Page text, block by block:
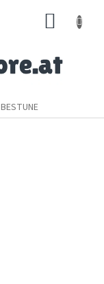
BESTUNE